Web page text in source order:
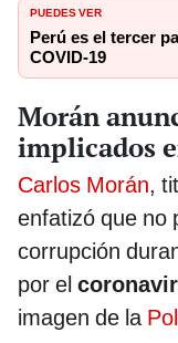
PUEDES VER
Perú es el tercer
COVID-19
Morán
implicados
Carlos Morán,
enfatizó que no
corrupción
por el
imagen de la